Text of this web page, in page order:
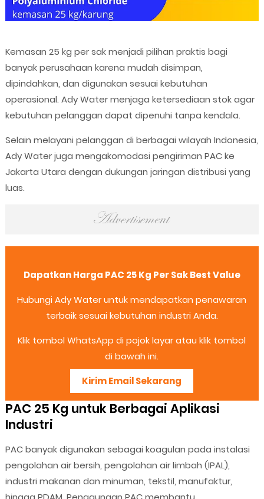
Kemasan 25 kg per sak menjadi pilihan praktis bagi
banyak perusahaan karena mudah disimpan,
dipindahkan, dan digunakan sesuai kebutuhan
operasional. Ady Water menjaga ketersediaan stok agar
kebutuhan pelanggan dapat dipenuhi tanpa kendala.
Selain melayani pelanggan di berbagai wilayah Indonesia,
Ady Water juga mengakomodasi pengiriman PAC ke
Jakarta Utara dengan dukungan jaringan distribusi yang
luas.
Dapatkan Harga PAC 25 Kg Per Sak Best Value
Hubungi Ady Water untuk mendapatkan penawaran
terbaik sesuai kebutuhan industri Anda.
Klik tombol WhatsApp di pojok layar atau klik tombol
di bawah ini.
Kirim Email Sekarang
PAC 25 Kg untuk Berbagai Aplikasi
Industri
PAC banyak digunakan sebagai koagulan pada instalasi
pengolahan air bersih, pengolahan air limbah (IPAL),
industri makanan dan minuman, tekstil, manufaktur,